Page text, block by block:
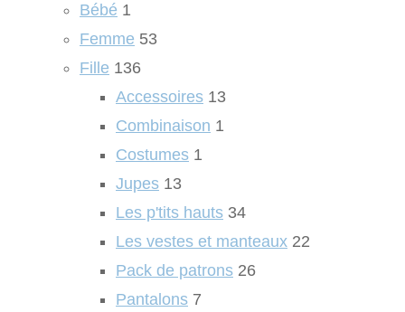
Bébé 1
Femme 53
Fille 136
Accessoires 13
Combinaison 1
Costumes 1
Jupes 13
Les p'tits hauts 34
Les vestes et manteaux 22
Pack de patrons 26
Pantalons 7